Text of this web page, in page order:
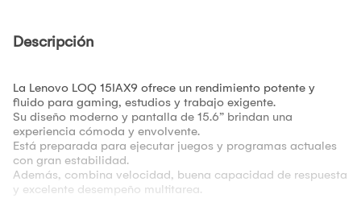
Descripción
La Lenovo LOQ 15IAX9 ofrece un rendimiento potente y
fluido para gaming, estudios y trabajo exigente.
Su diseño moderno y pantalla de 15.6” brindan una
experiencia cómoda y envolvente.
Está preparada para ejecutar juegos y programas actuales
con gran estabilidad.
Además, combina velocidad, buena capacidad de respuesta
y excelente desempeño multitarea.